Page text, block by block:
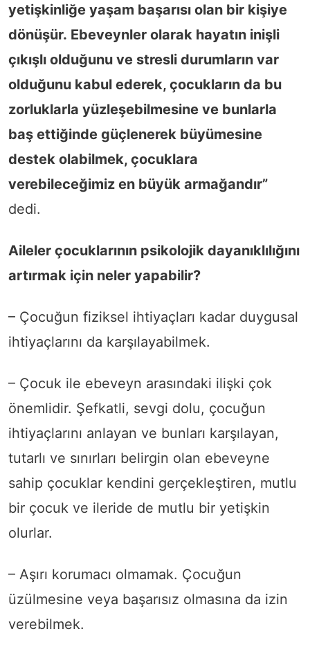
yetişkinliğe yaşam başarısı olan bir kişiye
dönüşür. Ebeveynler olarak hayatın inişli
çıkışlı olduğunu ve stresli durumların var
olduğunu kabul ederek, çocukların da bu
zorluklarla yüzleşebilmesine ve bunlarla
baş ettiğinde güçlenerek büyümesine
destek olabilmek, çocuklara
verebileceğimiz en büyük armağandır”
dedi.
Aileler çocuklarının psikolojik dayanıklılığını
artırmak için neler yapabilir?
– Çocuğun fiziksel ihtiyaçları kadar duygusal
ihtiyaçlarını da karşılayabilmek.
– Çocuk ile ebeveyn arasındaki ilişki çok
önemlidir. Şefkatli, sevgi dolu, çocuğun
ihtiyaçlarını anlayan ve bunları karşılayan,
tutarlı ve sınırları belirgin olan ebeveyne
sahip çocuklar kendini gerçekleştiren, mutlu
bir çocuk ve ileride de mutlu bir yetişkin
olurlar.
– Aşırı korumacı olmamak. Çocuğun
üzülmesine veya başarısız olmasına da izin
verebilmek.